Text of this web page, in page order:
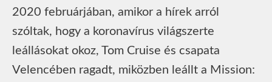
2020 februárjában, amikor a hírek arról
szóltak, hogy a koronavírus világszerte
leállásokat okoz, Tom Cruise és csapata
Velencében ragadt, miközben leállt a Mission: